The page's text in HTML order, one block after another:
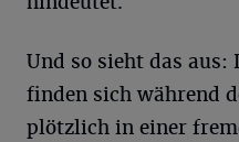
Und so sieht das aus:
finden sich während
plötzlich in einer